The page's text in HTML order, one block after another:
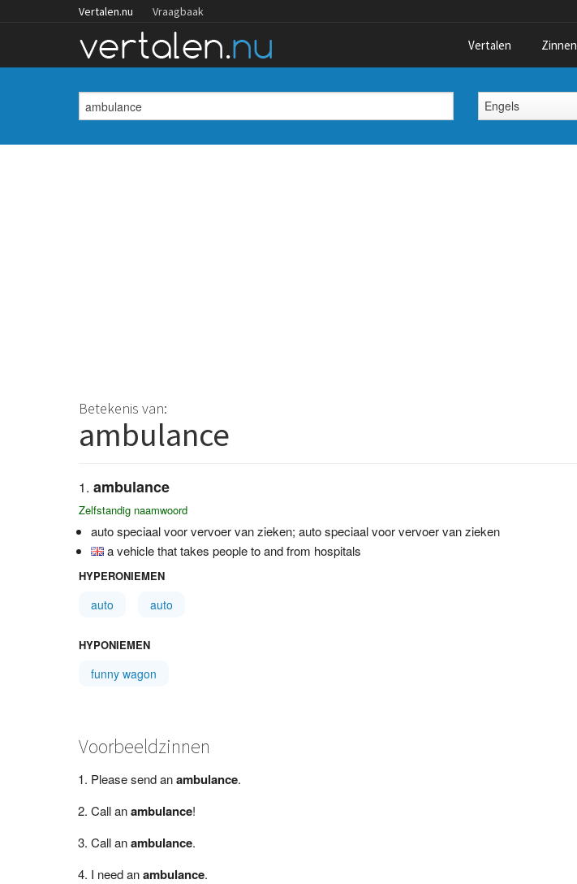
Vertalen.nu Vraagbaak
Vertalen
Engels
Betekenis van:
ambulance
ambulance
Zelfstandig naamwoord
auto speciaal voor vervoer van zieken; auto speciaal voor vervoer van zieken
a vehicle that takes people to and from hospitals
HYPERONIEMEN
auto auto
HYPONIEMEN
funny wagon
Voorbeeldzinnen
Please send anambulance.
Call anambulance!
Call anambulance.
I need anambulance.